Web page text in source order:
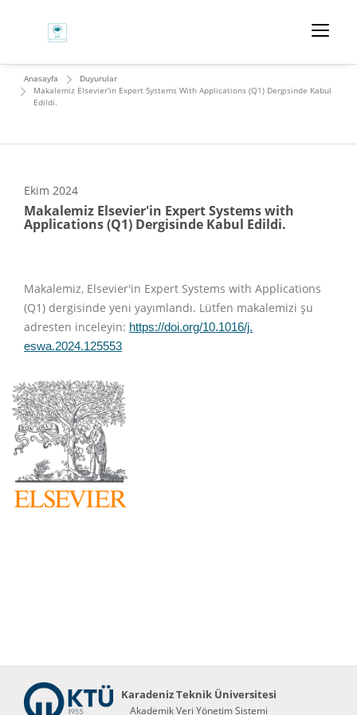
Anasayfa
Duyurular
Makalemiz Elsevier'in Expert Systems With Applications (Q1) Dergisinde Kabul
Edildi.
Ekim 2024
Makalemiz Elsevier'in Expert Systems with
Applications (Q1) Dergisinde Kabul Edildi.
Makalemiz, Elsevier'in Expert Systems with Applications
(Q1) dergisinde yeni yayımlandı. Lütfen makalemizi şu
adresten inceleyin: https://doi.org/10.1016/j.
eswa.2024.125553
Karadeniz Teknik Üniversitesi
Akademik Veri Yönetim Sistemi